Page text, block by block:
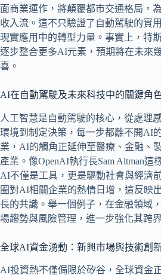
面商業運作，將顛覆都市交通格局，
收入流。這不只驗證了自動駕駛的實
現實應用中的轉型力量。事實上，特
逐步整合更多AI元素，預期將在未來
喜。
AI在自動駕駛及未來科技中的關鍵角
人工智慧是自動駕駛的核心，從處理
環境到制定決策，每一步都離不開AI
業，AI的觸角正延伸至醫療、金融、
產業。像OpenAI執行長Sam Altman這
AI不僅是工具，更是驅動社會與經濟
圈對AI相關企業的熱情日增，這反映
長的共識。舉一個例子，在金融領域
場趨勢與風險管理，進一步強化其跨
全球AI資金湧動：新興市場與技術創
AI投資熱不僅侷限於矽谷，全球資金